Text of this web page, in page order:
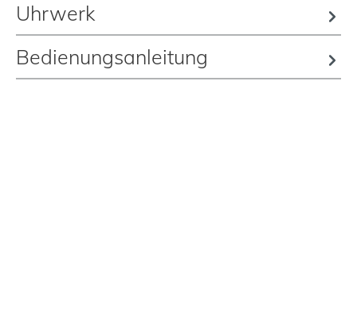
Uhrwerk
Bedienungsanleitung